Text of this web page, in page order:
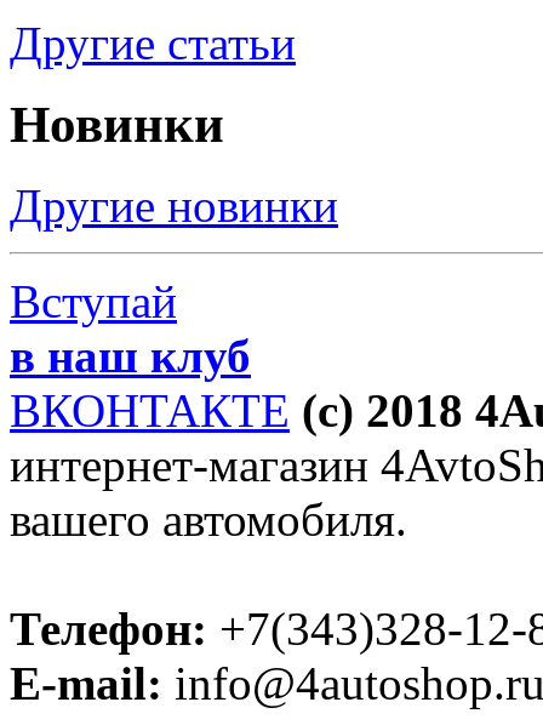
Другие статьи
Новинки
Другие новинки
Вступай
в наш клуб
ВКОНТАКТЕ (c) 2018
интернет-магазин
вашего автомобиля.
Телефон: +7(343)328-12-
E-mail: